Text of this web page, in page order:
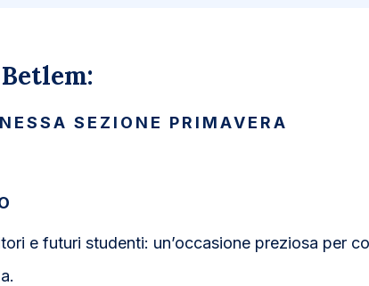
SEZIONE PRIMAVERA
e futuri studenti: un’occasione preziosa per